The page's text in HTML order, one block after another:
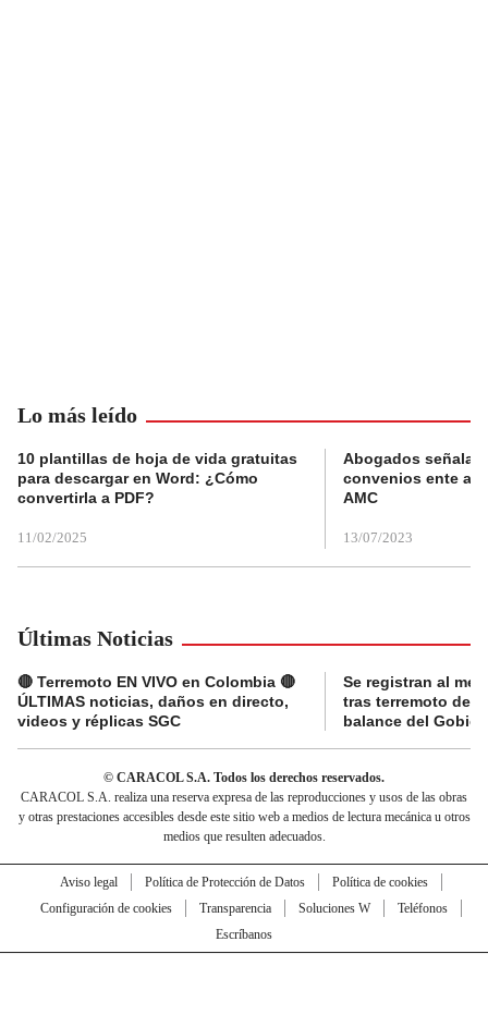
Lo más leído
10 plantillas de hoja de vida gratuitas
para descargar en Word: ¿Cómo
convertirla a PDF?
11/02/2025
Abogados
convenios ente
AMC
13/07/2023
Últimas Noticias
🔴 Terremoto EN VIVO en Colombia 🔴
ÚLTIMAS noticias, daños en directo,
videos y réplicas SGC
Se registran al
tras terremoto de
balance del
© CARACOL S.A. Todos los derechos reservados.
CARACOL S.A. realiza una reserva expresa de las reproducciones y usos de las obras
y otras prestaciones accesibles desde este sitio web a medios de lectura mecánica u otros
medios que resulten adecuados.
Aviso legal Política de Protección de Datos
Política de cookies
Configuración de cookies
Transparencia Soluciones W
Teléfonos
Escríbanos